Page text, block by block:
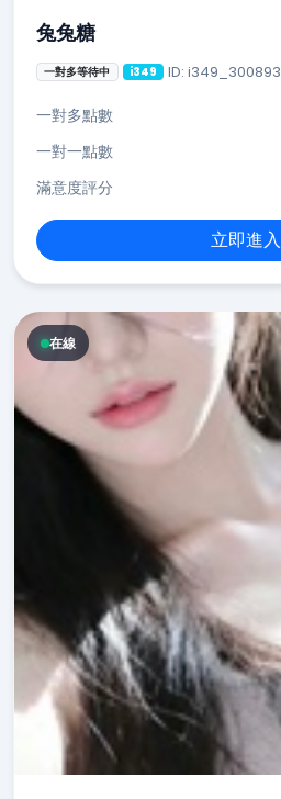
兔兔糖
一對多等待中 i349 ID: i349_300893
一對多點數
一對一點數
滿意度評分
立即進入
在線